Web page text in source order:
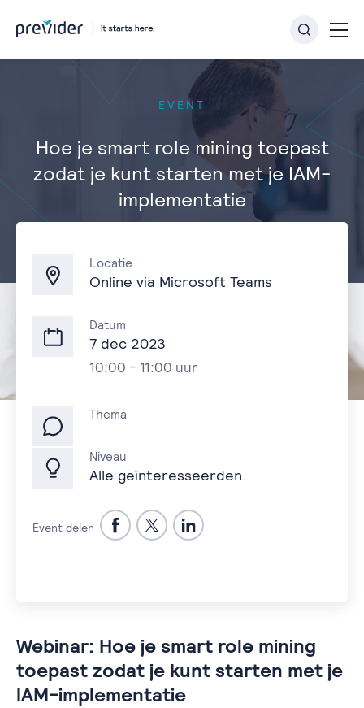
EVENT
Hoe je smart role mining toepast
zodat je kunt starten met je IAM-
implementatie
Locatie
Online via Microsoft Teams
Datum
7 dec 2023
10:00 - 11:00 uur
Thema
Niveau
Alle geïnteresseerden
Event delen
Webinar: Hoe je smart role mining
toepast zodat je kunt starten met je
IAM-implementatie